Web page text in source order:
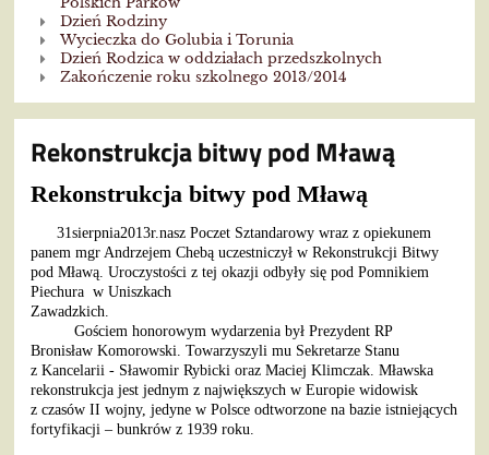
Dzień Rodziny
Wycieczka do Golubia i Torunia
Dzień Rodzica w oddziałach przedszkolnych
Zakończenie roku szkolnego 2013/2014
Rekonstrukcja bitwy pod Mławą
Rekonstrukcja bitwy pod Mławą
31sierpnia2013r.nasz Poczet Sztandarowy wraz z opiekunem
panem mgr Andrzejem Chebą uczestniczył w Rekonstrukcji Bitwy
pod Mławą. Uroczystości z tej okazji odbyły się pod Pomnikiem
Piechura w Uniszkach
Gościem honorowym wydarzenia był Prezydent RP
Bronisław Komorowski. Towarzyszyli mu Sekretarze Stanu
z Kancelarii - Sławomir Rybicki oraz Maciej Klimczak. Mławska
rekonstrukcja jest jednym z największych w Europie widowisk
z czasów II wojny, jedyne w Polsce odtworzone na bazie istniejących
fortyfikacji – bunkrów z 1939 roku.